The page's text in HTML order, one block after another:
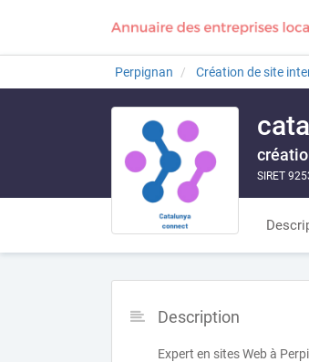
Perpignan Création de site
SIRET
Description
Expert en sites Web à